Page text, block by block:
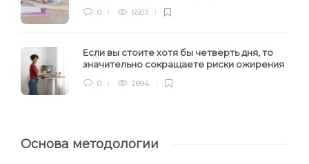
0 6503
Если вы стоите хотя бы четверть дня, то
значительно сокращаете риски ожирения
0 2894
Основа методологии